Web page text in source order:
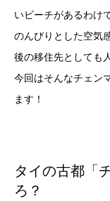
いビーチがあるわけ
のんびりとした空気
後の移住先としても
今回はそんなチェン
ます！
タイの古都「
ろ？